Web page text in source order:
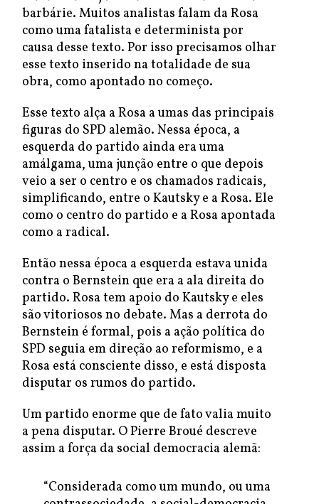
barbárie. Muitos analistas falam da Rosa
como uma fatalista e determinista por
causa desse texto. Por isso precisamos olhar
esse texto inserido na totalidade de sua
obra, como apontado no começo.
Esse texto alça a Rosa a umas das principais
figuras do SPD alemão. Nessa época, a
esquerda do partido ainda era uma
amálgama, uma junção entre o que depois
veio a ser o centro e os chamados radicais,
simplificando, entre o Kautsky e a Rosa. Ele
como o centro do partido e a Rosa apontada
como a radical.
Então nessa época a esquerda estava unida
contra o Bernstein que era a ala direita do
partido. Rosa tem apoio do Kautsky e eles
são vitoriosos no debate. Mas a derrota do
Bernstein é formal, pois a ação política do
SPD seguia em direção ao reformismo, e a
Rosa está consciente disso, e está disposta
disputar os rumos do partido.
Um partido enorme que de fato valia muito
a pena disputar. O Pierre Broué descreve
assim a força da social democracia alemã:
“Considerada como um mundo, ou uma